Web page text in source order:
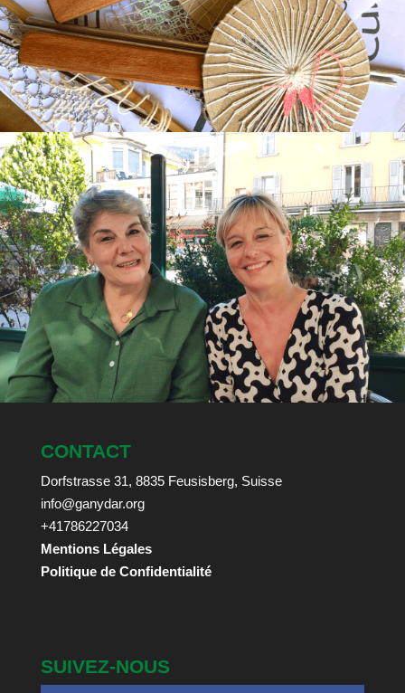
CONTACT
Dorfstrasse 31, 8835 Feusisberg, Suisse
info@ganydar.org
+41786227034
Mentions Légales
Politique de Confidentialité
SUIVEZ-NOUS